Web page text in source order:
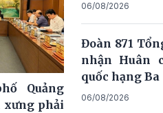
Quảng
xưng phải
06/08/2026
Đoàn 871
nhận Huân
quốc hạng Ba
06/08/2026